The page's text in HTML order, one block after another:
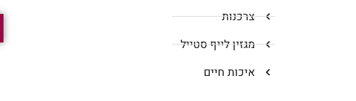
צרכנות
מגזין לייף סטייל
איכות חיים